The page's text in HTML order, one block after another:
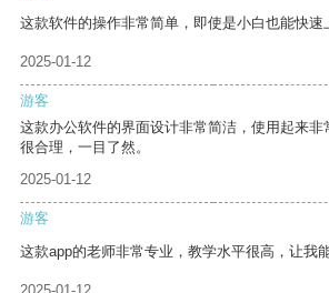
这款软件的操作非常简单，即使是小白也能快速
2025-01-12
游客
这款办公软件的界面设计非常简洁，使用起来
很合理，一目了然。
2025-01-12
游客
这款app的老师非常专业，教学水平很高，让我